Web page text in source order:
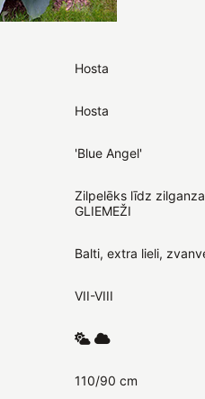
Hosta
Hosta
'Blue Angel'
Zilpelēks līdz
GLIEMEŽI
Balti, extra lieli,
VII-VIII
110/90 cm